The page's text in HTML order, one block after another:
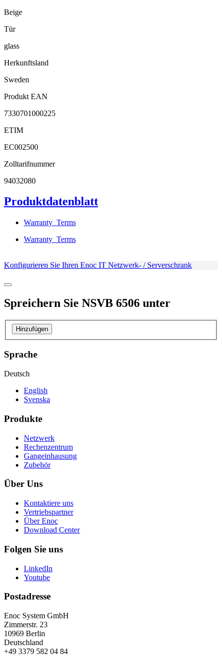
Beige
Tür
glass
Herkunftsland
Sweden
Produkt EAN
7330701000225
ETIM
EC002500
Zolltarifnummer
94032080
Produktdatenblatt
Warranty_Terms
Warranty_Terms
Konfigurieren Sie Ihren Enoc IT Netzwerk- / Serverschrank
Spreichern Sie NSVB 6506 unter
Hinzufügen
Sprache
Deutsch
English
Svenska
Produkte
Netzwerk
Rechenzentrum
Gangeinhausung
Zubehör
Über Uns
Kontaktiere uns
Vertriebspartner
Über Enoc
Download Center
Folgen Sie uns
LinkedIn
Youtube
Postadresse
Enoc System GmbH
Zimmerstr. 23
10969 Berlin
Deutschland
+49 3379 582 04 84